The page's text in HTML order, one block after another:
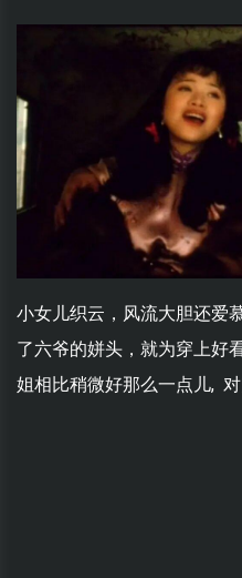
小女儿织云，风流大胆还爱
了六爷的姘头，就为穿上好
姐相比稍微好那么一点儿, 对